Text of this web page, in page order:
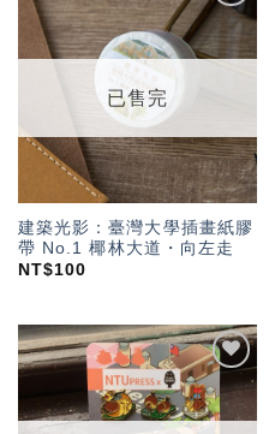
加入
「願
望輕
已售完
建築光影：臺灣大學插畫紙膠
帶 No.1 椰林大道・向左走
NT$100
加入
「願
望輕